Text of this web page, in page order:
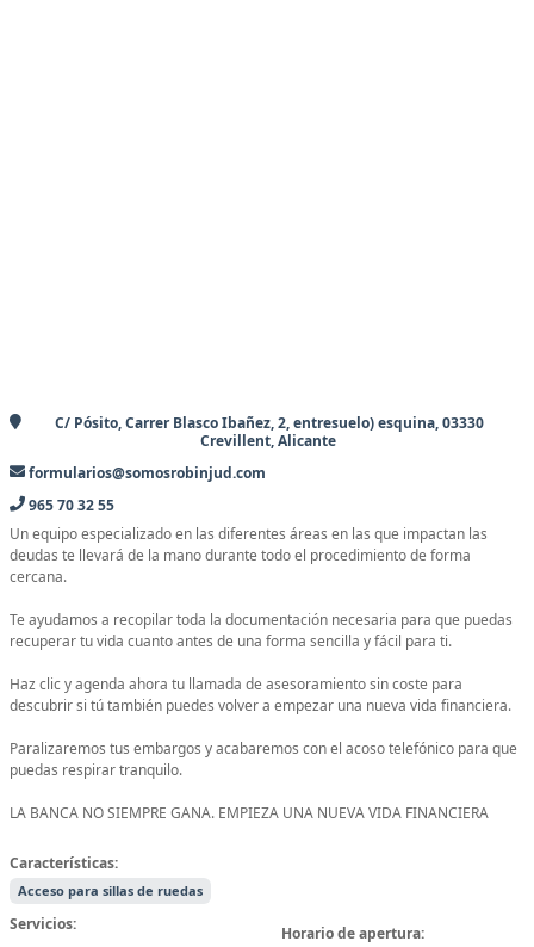
C/ Pósito, Carrer Blasco Ibañez, 2, entresuelo) esquina, 03330
Crevillent, Alicante
formularios@somosrobinjud.com
965 70 32 55
Un equipo especializado en las diferentes áreas en las que impactan las
deudas te llevará de la mano durante todo el procedimiento de forma
cercana.
Te ayudamos a recopilar toda la documentación necesaria para que puedas
recuperar tu vida cuanto antes de una forma sencilla y fácil para ti.
Haz clic y agenda ahora tu llamada de asesoramiento sin coste para
descubrir si tú también puedes volver a empezar una nueva vida financiera.
Paralizaremos tus embargos y acabaremos con el acoso telefónico para que
puedas respirar tranquilo.
LA BANCA NO SIEMPRE GANA. EMPIEZA UNA NUEVA VIDA FINANCIERA
Características:
Acceso para sillas de ruedas
Servicios:
Horario de apertura: